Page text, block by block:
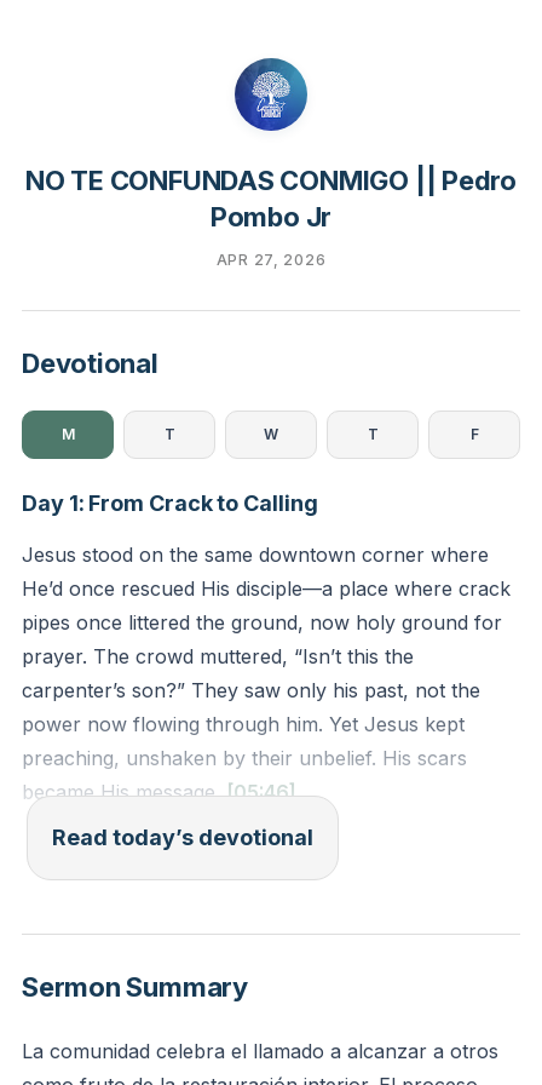
NO TE CONFUNDAS CONMIGO || Pedro
Pombo Jr
APR 27, 2026
Devotional
M T W T F
Day 1: From Crack to Calling
Jesus stood on the same downtown corner where
He’d once rescued His disciple—a place where crack
pipes once littered the ground, now holy ground for
prayer. The crowd muttered, “Isn’t this the
carpenter’s son?” They saw only his past, not the
power now flowing through him. Yet Jesus kept
preaching, unshaken by their unbelief. His scars
became His message.[05:46]
Rejection couldn’t stop Jesus’ mission. He knew His
opinions. When others reduce you to your past,
streets become pulpits.
Many of us hide our stories, fearing judgment. But
Read today’s devotional
Sermon Summary
La comunidad celebra el llamado a alcanzar a otros